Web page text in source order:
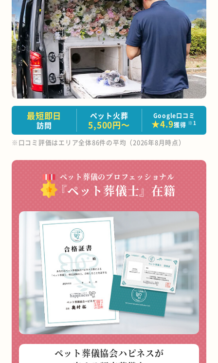
築上町
遠賀町
川崎町
鞍手町
芦屋町
大刀洗町
大木町
桂川町
香春町
添田町
糸田町
小竹町
久山町
上毛町
吉富町
大任町
赤村
東峰村
最短即日
訪問
ペット火葬
5,500円～
Google口コミ
★4.9獲得 ※1
※口コミ評価はエリア全体86件の平均（2026年8月時点）
ペット葬儀のプロフェッショナル
『ペット葬儀士』在籍
ペット葬儀協会ハピネスが